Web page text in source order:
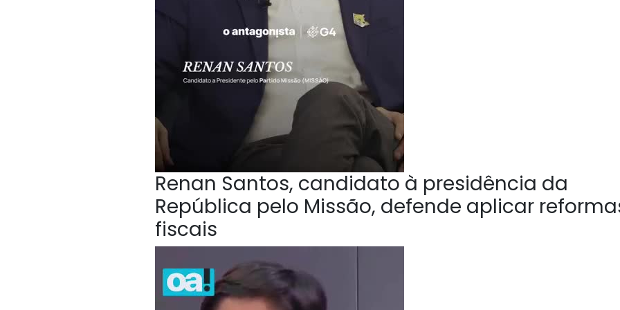
Renan Santos, candidato à presidência da
República pelo Missão, defende aplicar
fiscais